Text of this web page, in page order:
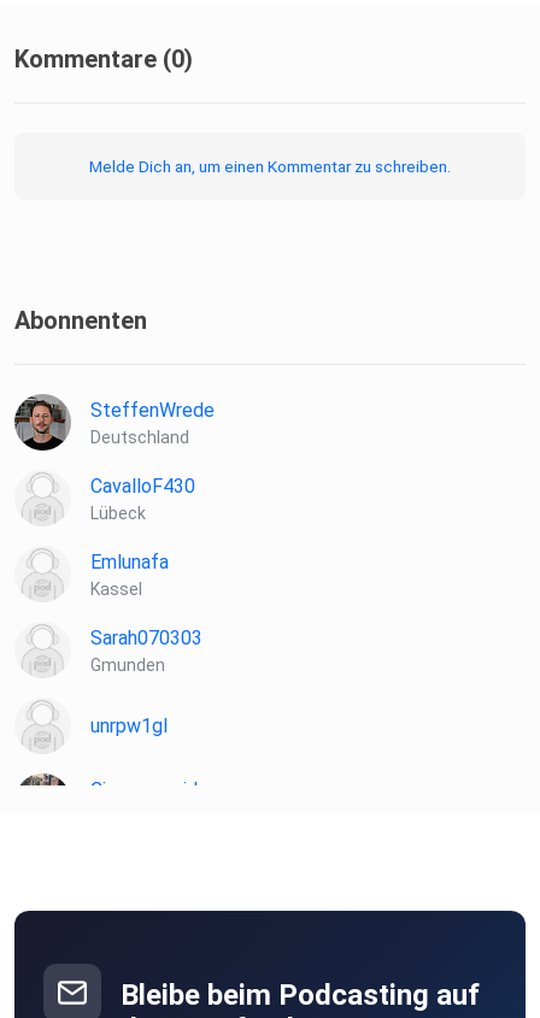
Kommentare (0)
Melde Dich an, um einen Kommentar zu schreiben.
Abonnenten
SteffenWrede
Deutschland
CavalloF430
Lübeck
Emlunafa
Kassel
Sarah070303
Gmunden
unrpw1gl
Cinnemongirl
Bleibe beim Podcasting auf